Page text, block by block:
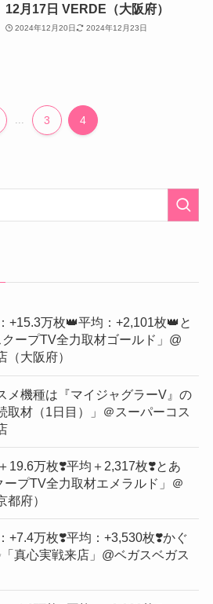
12月17日 VERDE（大阪府）
2024年12月20日 2024年12月23日
3 4
+15.3万枚👑平均：+2,101枚👑と
ープTV全力取材ゴールド」@
大阪府）
メ機種は『マイジャグラーV』の
取材（1日目）」＠スーパーコス
19.6万枚❣️平均＋2,317枚❣️とあ
ープTV全力取材エメラルド」＠
府）
+7.4万枚❣️平均：+3,530枚❣️かぐ
真心実戦来店」@ベガスベガス